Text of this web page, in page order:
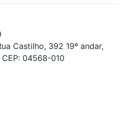
Castilho, 392 19º andar,
04568-010